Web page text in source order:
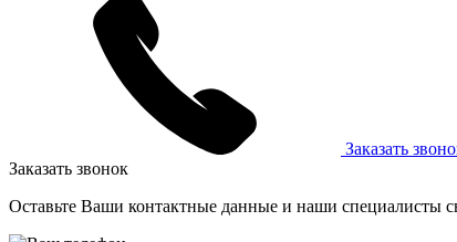
Заказать
Заказать звонок
Оставьте Ваши контактные данные и наши специалисты